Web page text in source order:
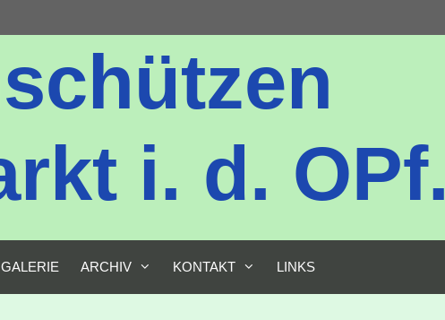
i. d. OPf.
GALERIE ARCHIV KONTAKT LINKS